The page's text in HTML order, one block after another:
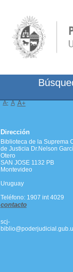
A- A A+
Dirección
Biblioteca de la Suprema
de Justicia Dr.Nelson
Otero
SAN JOSE 1132 PB
Montevideo
Uruguay
Teléfono: 1907 int 4029
contacto
scj-